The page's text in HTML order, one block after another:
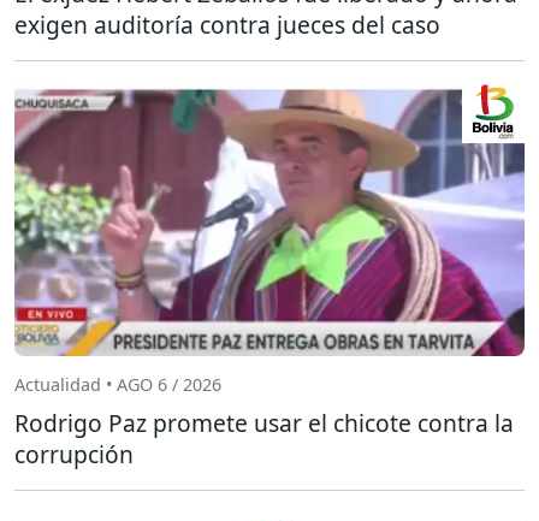
exigen auditoría contra jueces del caso
Actualidad • AGO 6 / 2026
Rodrigo Paz promete usar el chicote contra la
corrupción